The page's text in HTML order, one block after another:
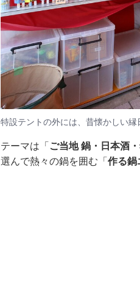
特設テントの外には、昔懐かしい縁
テーマは「 ご当地 鍋・日本酒
選んで熱々の鍋を囲む「 作る鍋